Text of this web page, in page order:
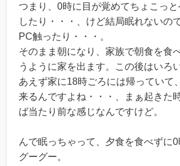
つまり、0時に目が覚めてちょこっ
したり・・・、けど結局眠れないの
PC触ったり・・・。
そのまま朝になり、家族で朝食を食
うように家を出ます。この後はいろ
あえず家に18時ごろには帰っていて
来るんですよね・・・、まぁ起きた
ば当たり前な感じなんですけど。
んで眠っちゃって、夕食を食べずに
グーグー。